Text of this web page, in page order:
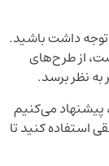
توجه داشت باشید.
از طرح‌های
به نظر برسد.
می‌کنیم
استفاده کنید تا